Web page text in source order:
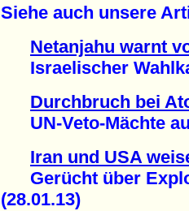
Siehe auch unsere
Netanjahu warnt
Israelischer
Durchbruch bei
UN-Veto-Mächte
Iran und USA
Gerücht über
(28.01.13)